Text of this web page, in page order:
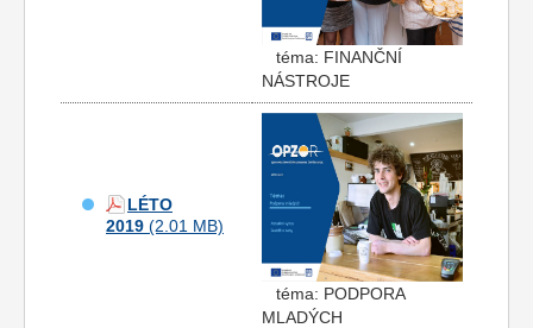
téma: FINANČNÍ
NÁSTROJE
LÉTO
2019
téma: PODPORA
MLADÝCH